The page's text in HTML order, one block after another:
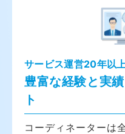
サービス運営20年以
豊富な経験と実
ト
コーディネーターは